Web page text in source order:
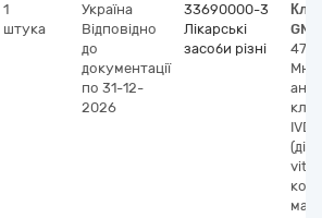
1
штука
Україна
Відповідно
до
документації
по 31-12-
2026
33690000-3
Лікарські
засоби різні
IVD